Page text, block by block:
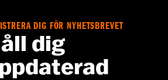
DIG FÖR NYHETSBREVET
dig